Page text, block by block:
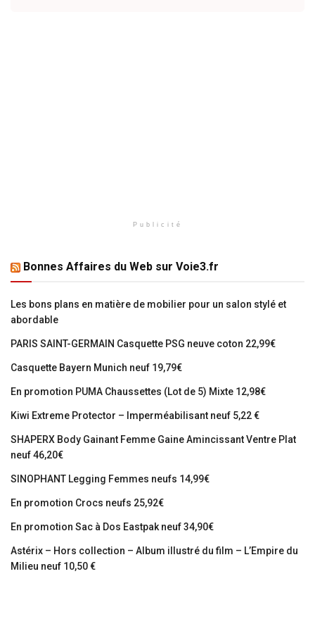
Publicité
Bonnes Affaires du Web sur Voie3.fr
Les bons plans en matière de mobilier pour un salon stylé et
abordable
PARIS SAINT-GERMAIN Casquette PSG neuve coton 22,99€
Casquette Bayern Munich neuf 19,79€
En promotion PUMA Chaussettes (Lot de 5) Mixte 12,98€
Kiwi Extreme Protector – Imperméabilisant neuf 5,22 €
SHAPERX Body Gainant Femme Gaine Amincissant Ventre Plat
neuf 46,20€
SINOPHANT Legging Femmes neufs 14,99€
En promotion Crocs neufs 25,92€
En promotion Sac à Dos Eastpak neuf 34,90€
Astérix – Hors collection – Album illustré du film – L’Empire du
Milieu neuf 10,50 €